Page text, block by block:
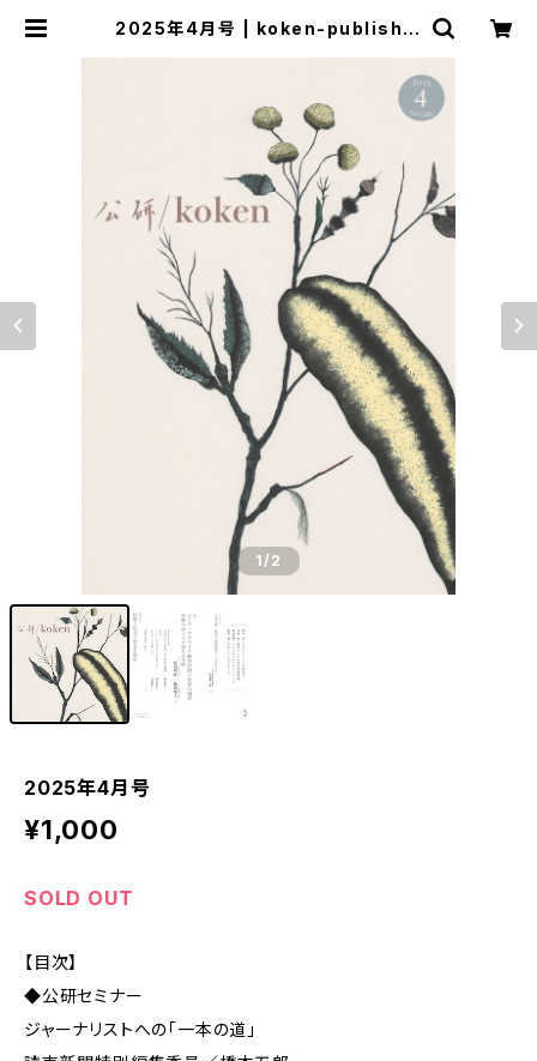
2025年4月号 | koken-publishin
1/2
2025年4月号
¥1,000
SOLD OUT
【目次】
◆公研セミナー
ジャーナリストへの「一本の道」